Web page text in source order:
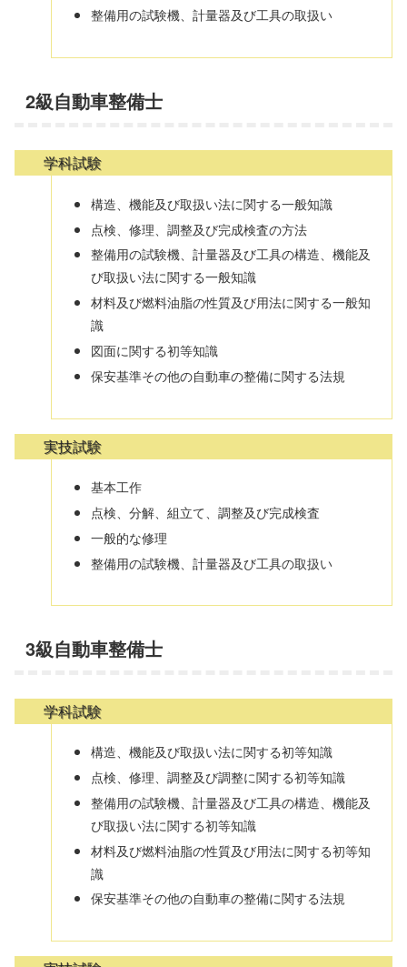
整備用の試験機、計量器及び工具の取扱い
2級自動車整備士
学科試験
構造、機能及び取扱い法に関する一般知識
点検、修理、調整及び完成検査の方法
整備用の試験機、計量器及び工具の構造、機能及
び取扱い法に関する一般知識
材料及び燃料油脂の性質及び用法に関する一般知
識
図面に関する初等知識
保安基準その他の自動車の整備に関する法規
実技試験
基本工作
点検、分解、組立て、調整及び完成検査
一般的な修理
整備用の試験機、計量器及び工具の取扱い
3級自動車整備士
学科試験
構造、機能及び取扱い法に関する初等知識
点検、修理、調整及び調整に関する初等知識
整備用の試験機、計量器及び工具の構造、機能及
び取扱い法に関する初等知識
材料及び燃料油脂の性質及び用法に関する初等知
識
保安基準その他の自動車の整備に関する法規